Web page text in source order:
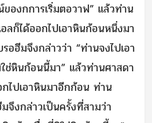
งกการเริ่มตอวาฟ” แล้วท่าน
ลก็ได้ออกไปเอาหินก้อนหนึ่งมา
อฮีมจึงกล่าวว่า “ท่านจงไปเอา
หินก้อนนี้มา” แล้วท่านศาสดา
ไปเอาหินมาอีกก้อน ท่าน
จึงกล่าวเป็นครั้งที่สามว่า